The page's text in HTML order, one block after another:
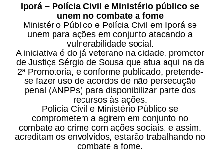
Iporá – Polícia Civil e Ministério público se
unem no combate a fome
Ministério Público e Polícia Civil em Iporá se
unem para ações em conjunto atacando a
vulnerabilidade social.
A iniciativa é do já veterano na cidade, promotor
de Justiça Sérgio de Sousa que atua aqui na da
2ª Promotoria, e conforme publicado, pretende-
se fazer uso de acordos de não persecução
penal (ANPPs) para disponibilizar parte dos
recursos às ações.
Polícia Civil e Ministério Público se
comprometem a agirem em conjunto no
combate ao crime com ações sociais, e assim,
acreditam os envolvidos, estarão trabalhando no
combate a fome.